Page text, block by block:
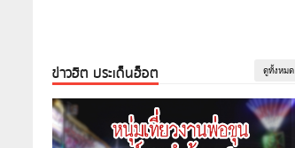
ข่าวฮิต ประเด็นฮ็อต ดูทั้งหมด